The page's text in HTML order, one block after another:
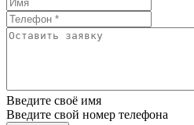
Введите своё имя
Введите свой номер телефона